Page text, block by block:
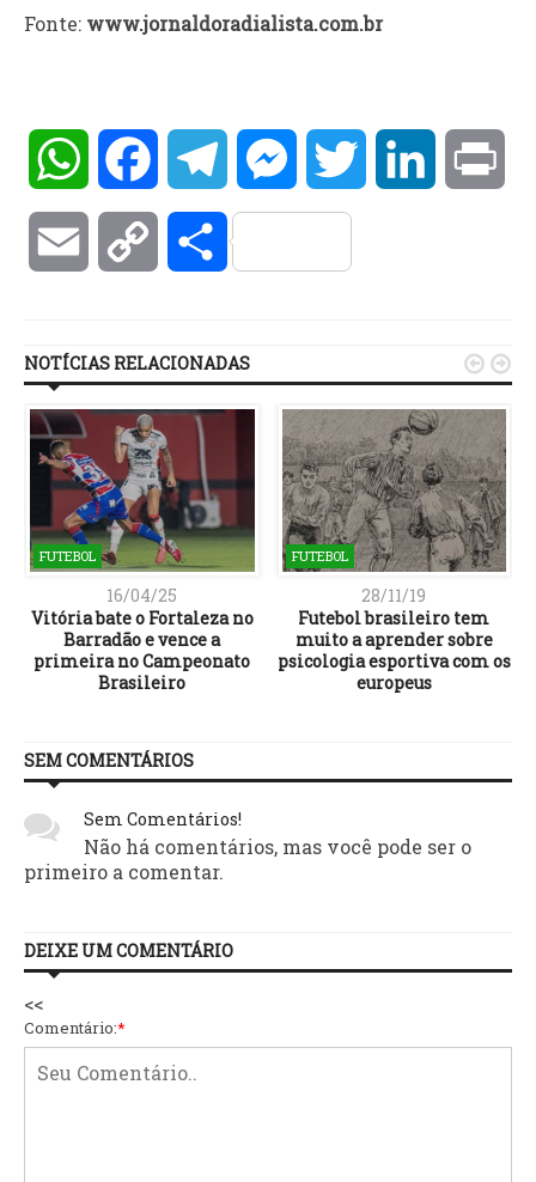
Fonte: www.jornaldoradialista.com.br
WhatsAppFacebookTelegramMessengerTwitter LinkedIn
Email Copy Compartilhar
NOTÍCIAS RELACIONADAS
FUTEBOL
16/04/25
Vitória bate o Fortaleza no
Barradão e vence a
primeira no Campeonato
Brasileiro
FUTEBOL
28/11/19
Futebol brasileiro tem
muito a aprender sobre
psicologia esportiva com os
europeus
 
SEM COMENTÁRIOS
Sem Comentários!
Não há comentários, mas você pode ser o
primeiro a comentar.
DEIXE UM COMENTÁRIO
<<
Comentário:*